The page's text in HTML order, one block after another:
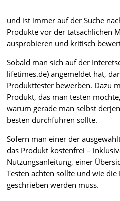
und ist immer auf der Suche
Produkte vor der tatsächlichen
ausprobieren und kritisch
Sobald man sich auf der
lifetimes.de) angemeldet hat,
Produkttester bewerben. Dazu
Produkt, das man testen
warum gerade man selbst
besten durchführen sollte.
Sofern man einer der
das Produkt kostenfrei –
Nutzungsanleitung, einer
Testen achten sollte und wie
geschrieben werden muss.